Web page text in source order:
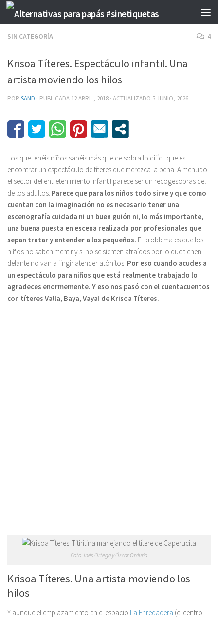
Saltar al contenido
SIN CATEGORÍA 4
Krisoa Títeres. Espectáculo infantil. Una
artista moviendo los hilos
POR SAND · PUBLICADA 12 ABRIL, 2018 · ACTUALIZADO 5 JUNIO, 2026
Los que tenéis niños sabéis más que de sobra lo difícil que es
encontrar un espectáculo de títeres que merezca la pena. A menudo
el sector del entretenimiento infantil parece ser un recogesobras del
de los adultos. Parece que para los niños todo sirve y que como
cuentan con la imaginación no es necesario tener una
escenografía cuidada ni un buen guión ni, lo más importante,
una buena puesta en escena realizada por profesionales que
sepan tratar y entender a los pequeños. El problema es que los
niños no saben mentir y si no se sienten atraídos por lo que tienen
delante no van a fingir atender atónitos. Por eso cuando acudes a
un espectáculo para niños que está realmente trabajado lo
agradeces enormemente. Y eso nos pasó con el cuentacuentos
con títeres Valla, Baya, Vaya! de Krisoa Títeres.
Foto: Inés Ortega y Óscar Orduña
Krisoa Títeres. Una artista moviendo los
hilos
Y aunque el emplazamiento en el espacio La Enredadera (el centro